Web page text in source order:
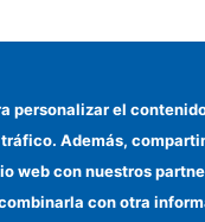
personalizar el
Además,
web con nuestros
con otra